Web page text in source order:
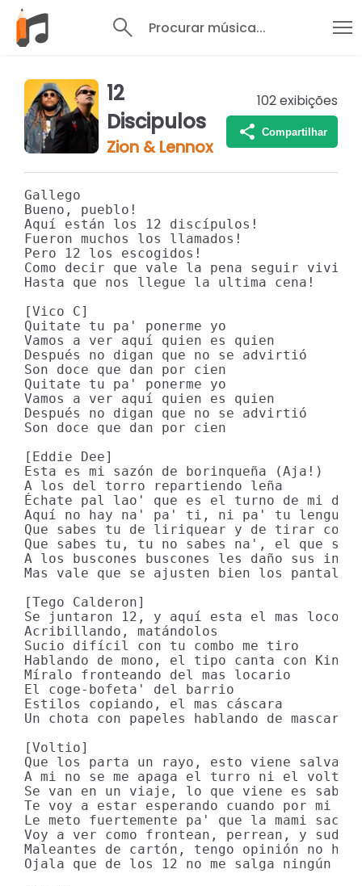
Procurar música...
12
Discipulos
Zion & Lennox
102exibições
Compartilhar
Gallego
Bueno, pueblo!
Aquí están los 12 discípulos!
Fueron muchos los llamados!
Pero 12 los escogidos!
Como decir que vale la pena seguir
Hasta que nos llegue la ultima cena!
[Vico C]
Quitate tu pa' ponerme yo
Vamos a ver aquí quien es quien
Después no digan que no se advirtió
Son doce que dan por cien
Quitate tu pa' ponerme yo
Vamos a ver aquí quien es quien
Después no digan que no se advirtió
Son doce que dan por cien
[Eddie Dee]
Esta es mi sazón de borinqueña (Aja!)
A los del torro repartiendo leña
Échate pal lao' que es el turno de mi
Aquí no hay na' pa' ti, ni pa' tu lengua
Que sabes tu de liriquear y de tirar con
Que sabes tu, tu no sabes na', el que
A los buscones buscones les daño sus
Mas vale que se ajusten bien los
[Tego Calderon]
Se juntaron 12, y aquí esta el mas loco
Acribillando, matándolos
Sucio difícil con tu combo me tiro
Hablando de mono, el tipo canta con King
Míralo fronteando del mas locario
El coge-bofeta' del barrio
Estilos copiando, el mas cáscara
Un chota con papeles hablando de mascaras
[Voltio]
Que los parta un rayo, esto viene salvaje
A mi no se me apaga el turro ni el
Se van en un viaje, lo que viene es
Te voy a estar esperando cuando por mi
Le meto fuertemente pa' que la mami
Voy a ver como frontean, perrean, y sudan
Maleantes de cartón, tengo opinión no hay
Ojala que de los 12 no me salga ningún